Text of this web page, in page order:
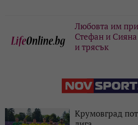
Любовта им
Стефан и
и трясък
Крумовград